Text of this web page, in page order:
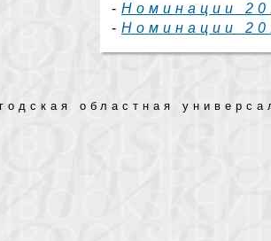
- Номинации
- Номинации
областная